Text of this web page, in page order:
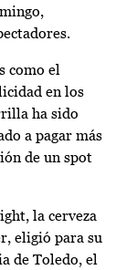
como el
en los
ha sido
a pagar más
de un spot
la cerveza
eligió para su
de Toledo, el